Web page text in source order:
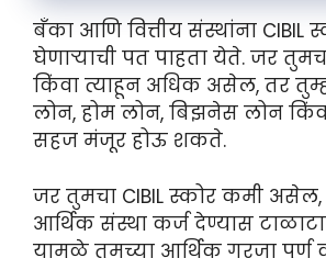
बँका आणि वित्तीय संस्थांना CIBIL
घेणाऱ्याची पत पाहता येते. जर
किंवा त्याहून अधिक असेल, तर
लोन, होम लोन, बिझनेस लोन
सहज मंजूर होऊ शकते.
जर तुमचा CIBIL स्कोर कमी
आर्थिक संस्था कर्ज देण्यास
यामुळे तुमच्या आर्थिक गरजा